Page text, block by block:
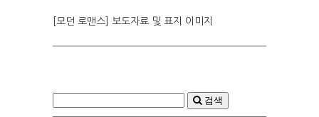
[모던 로맨스] 보도자료 및 표지 이미지
검색